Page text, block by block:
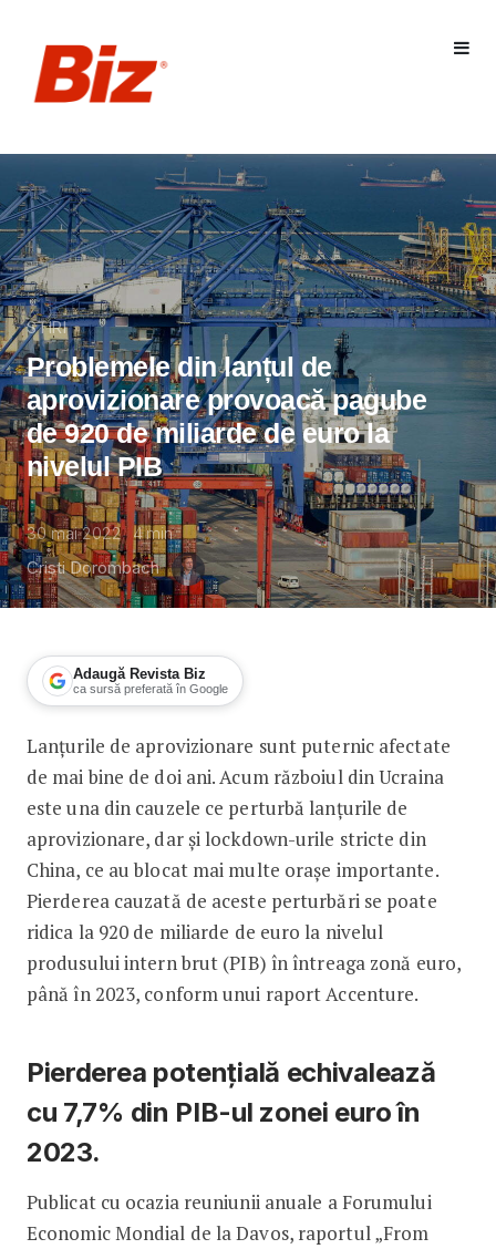
STIRI
Problemele din lanțul de
aprovizionare provoacă pagube
de 920 de miliarde de euro la
nivelul PIB
30 mai 2022 4min
Cristi Dorombach
Adaugă Revista Biz
ca sursă preferată în Google
Problemele din lanțul de
Lanțurile de aprovizionare sunt puternic afectate
de mai bine de doi ani. Acum războiul din Ucraina
este una din cauzele ce perturbă lanțurile de
aprovizionare, dar și lockdown-urile stricte din
China, ce au blocat mai multe orașe importante.
Pierderea cauzată de aceste perturbări se poate
ridica la 920 de miliarde de euro la nivelul
produsului intern brut (PIB) în întreaga zonă euro,
până în 2023, conform unui raport Accenture.
Pierderea potenţială echivalează
cu 7,7% din PIB-ul zonei euro în
2023.
Publicat cu ocazia reuniunii anuale a Forumului
Economic Mondial de la Davos, raportul „From